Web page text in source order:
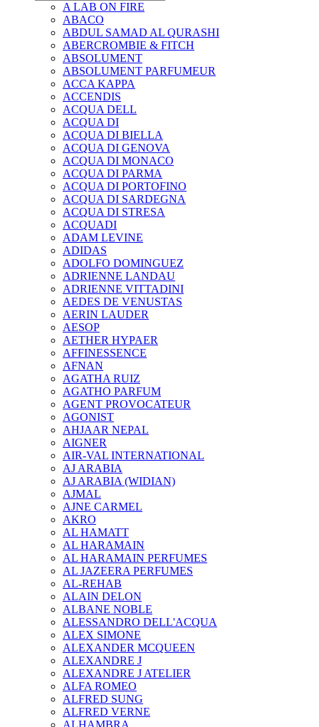
A LAB ON FIRE
ABACO
ABDUL SAMAD AL QURASHI
ABERCROMBIE & FITCH
ABSOLUMENT
ABSOLUMENT PARFUMEUR
ACCA KAPPA
ACCENDIS
ACQUA DELL
ACQUA DI
ACQUA DI BIELLA
ACQUA DI GENOVA
ACQUA DI MONACO
ACQUA DI PARMA
ACQUA DI PORTOFINO
ACQUA DI SARDEGNA
ACQUA DI STRESA
ACQUADI
ADAM LEVINE
ADIDAS
ADOLFO DOMINGUEZ
ADRIENNE LANDAU
ADRIENNE VITTADINI
AEDES DE VENUSTAS
AERIN LAUDER
AESOP
AETHER HYPAER
AFFINESSENCE
AFNAN
AGATHA RUIZ
AGATHO PARFUM
AGENT PROVOCATEUR
AGONIST
AHJAAR NEPAL
AIGNER
AIR-VAL INTERNATIONAL
AJ ARABIA
AJ ARABIA (WIDIAN)
AJMAL
AJNE CARMEL
AKRO
AL HAMATT
AL HARAMAIN
AL HARAMAIN PERFUMES
AL JAZEERA PERFUMES
AL-REHAB
ALAIN DELON
ALBANE NOBLE
ALESSANDRO DELL'ACQUA
ALEX SIMONE
ALEXANDER MCQUEEN
ALEXANDRE J
ALEXANDRE J ATELIER
ALFA ROMEO
ALFRED SUNG
ALFRED VERNE
ALHAMBRA